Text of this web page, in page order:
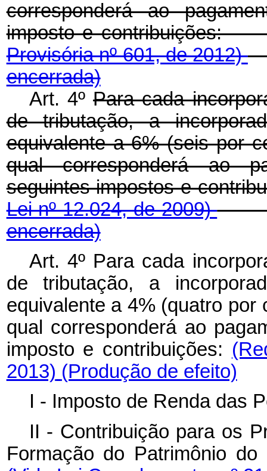
corresponderá ao
imposto e
Provisória nº 601, de 2012)
encerrada)
Art. 4ºPara cada
de tributação, a
equivalente a 6% (seis por
qual corresponderá ao
seguintes impostos e
Lei nº 12.024, de 2009)
encerrada)
Art. 4º Para cada
de tributação, a
equivalente a 4% (quatro
qual corresponderá ao
imposto e contribuições:
2013) (Produção de efeito)
I - Imposto de Renda das
II - Contribuição para os
Formação do Patrimônio